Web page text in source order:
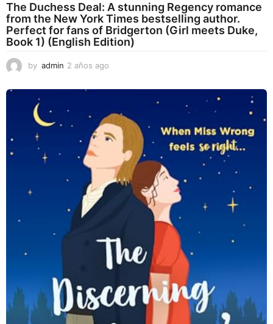
The Duchess Deal: A stunning Regency romance
from the New York Times bestselling author.
Perfect for fans of Bridgerton (Girl meets Duke,
Book 1) (English Edition)
by admin 2 años ago
ñ
s
a
g